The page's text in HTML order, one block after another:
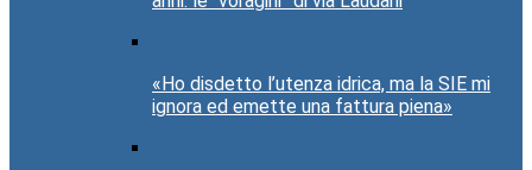
«Ho disdetto l’utenza idrica, ma la SIE mi
ignora ed emette una fattura piena»